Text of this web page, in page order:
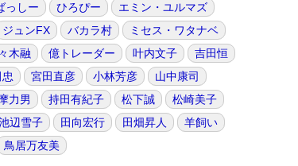
っしー ひろぴー
エミン・ユルマズ
ジュンFX バカラ村
ミセス・ワタナベ
木融 億トレーダー 叶内文子
吉田恒
忠 宮田直彦 小林芳彦
山中康司
力男 持田有紀子 松下誠
松崎美子
辺雪子 田向宏行 田畑昇人
羊飼い
鳥居万友美